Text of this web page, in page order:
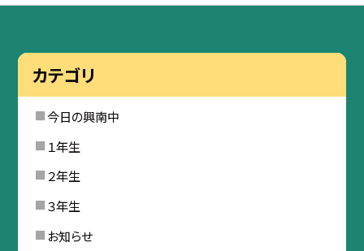
カテゴリ
今日の興南中
１年生
２年生
３年生
お知らせ